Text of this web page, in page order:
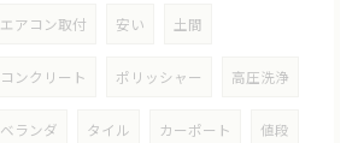
エアコン取付 安い 土間
コンクリート ポリッシャー 高圧洗浄
ベランダ タイル カーポート 値段